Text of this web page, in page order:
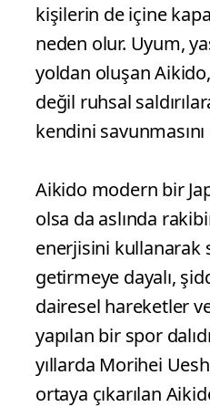
kişilerin de içine
neden olur. Uyum,
yoldan oluşan
değil ruhsal
kendini
Aikido modern bir
olsa da aslında
enerjisini kullanarak
getirmeye dayalı,
dairesel hareketler
yapılan bir spor
yıllarda Morihei
ortaya çıkarılan